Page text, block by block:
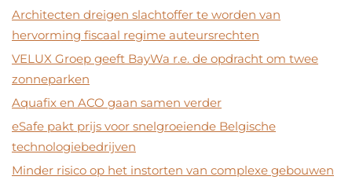
Architecten dreigen slachtoffer te worden van
hervorming fiscaal regime auteursrechten
VELUX Groep geeft BayWa r.e. de opdracht om twee
zonneparken
Aquafix en ACO gaan samen verder
eSafe pakt prijs voor snelgroeiende Belgische
technologiebedrijven
Minder risico op het instorten van complexe gebouwen